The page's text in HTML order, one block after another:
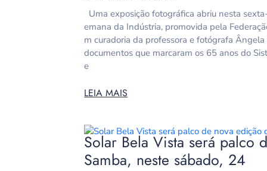
Uma exposição fotográfica abriu nesta
emana da Indústria, promovida pela
m curadoria da professora e fotógrafa
documentos que marcaram os 65 anos do
e
LEIA MAIS
Solar Bela Vista será palco
Samba, neste sábado, 24